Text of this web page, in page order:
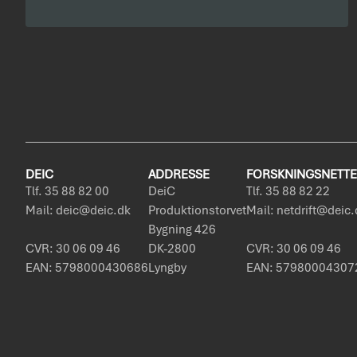
DEIC
Tlf. 35 88 82 00
Mail: deic@deic.dk
CVR: 30 06 09 46
EAN: 5798000430686
ADDRESSE
DeiC
Produktionstorvet
Bygning 426
DK-2800
Lyngby
Tlf. 35 88 82 22
Mail:
CVR: 30 06 09 46
EAN: